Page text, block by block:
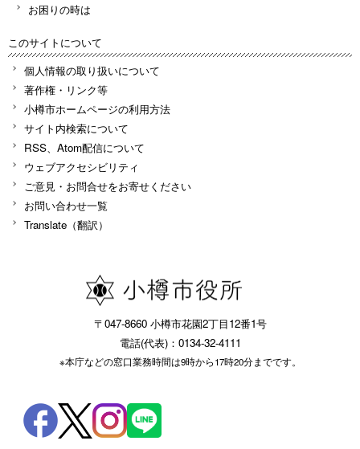
お困りの時は
このサイトについて
個人情報の取り扱いについて
著作権・リンク等
小樽市ホームページの利用方法
サイト内検索について
RSS、Atom配信について
ウェブアクセシビリティ
ご意見・お問合せをお寄せください
お問い合わせ一覧
Translate（翻訳）
〒047-8660 小樽市花園2丁目12番1号
電話(代表)：0134-32-4111
※本庁などの窓口業務時間は9時から17時20分までです。